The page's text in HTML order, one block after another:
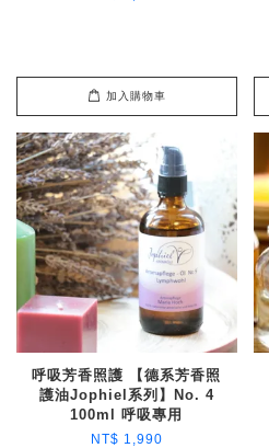
加入購物車
呼吸芳香照護 【德系芳香照
護油Jophiel系列】No. 4
100ml 呼吸專用
NT$ 1,990